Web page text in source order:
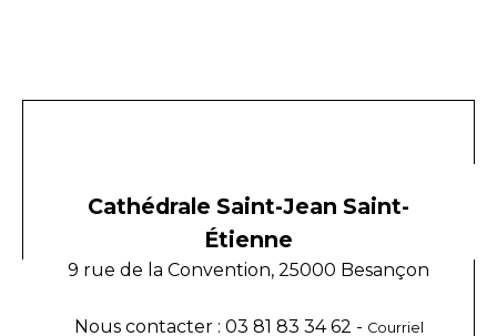
Cathédrale Saint-Jean Saint-
Étienne
9 rue de la Convention, 25000 Besançon
Nous contacter : 03 81 83 34 62 - Courriel